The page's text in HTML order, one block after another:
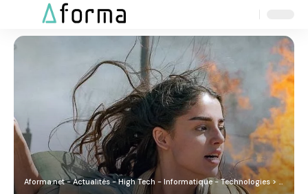
Aforma.net - Actualités - High Tech - Informatique - Technologies > Blog